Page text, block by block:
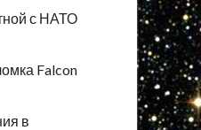
с НАТО
Falcon
в